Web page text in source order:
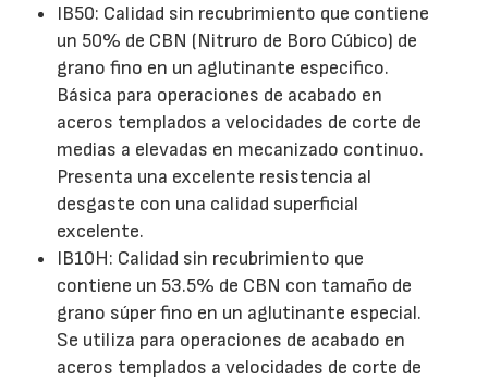
IB50: Calidad sin recubrimiento que contiene
un 50% de CBN (Nitruro de Boro Cúbico) de
grano fino en un aglutinante especifico.
Básica para operaciones de acabado en
aceros templados a velocidades de corte de
medias a elevadas en mecanizado continuo.
Presenta una excelente resistencia al
desgaste con una calidad superficial
excelente.
IB10H: Calidad sin recubrimiento que
contiene un 53.5% de CBN con tamaño de
grano súper fino en un aglutinante especial.
Se utiliza para operaciones de acabado en
aceros templados a velocidades de corte de